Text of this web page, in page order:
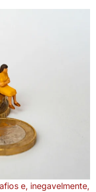
e, inegavelmente,